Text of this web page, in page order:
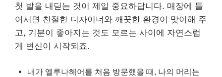
첫 발을 내딛는 것이 제일 중요하답니다. 매장에 들
어서면 친절한 디자이너와 깨끗한 환경이 맞이해 주
고, 기분이 좋아지는 것도 모르는 사이에 자연스럽
게 변신이 시작되죠.
내가 엘루나헤어를 처음 방문했을 때, 나의 머리는